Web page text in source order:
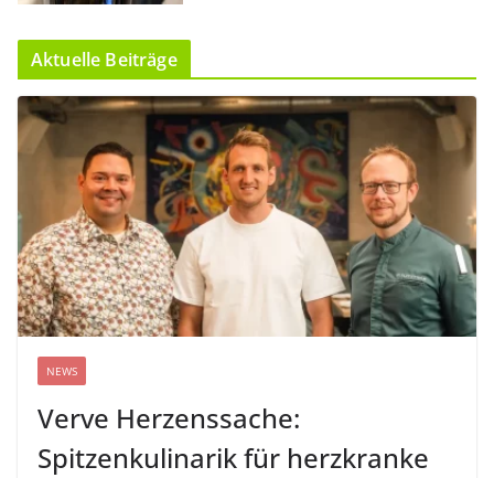
Aktuelle Beiträge
NEWS
Verve Herzenssache:
Spitzenkulinarik für herzkranke